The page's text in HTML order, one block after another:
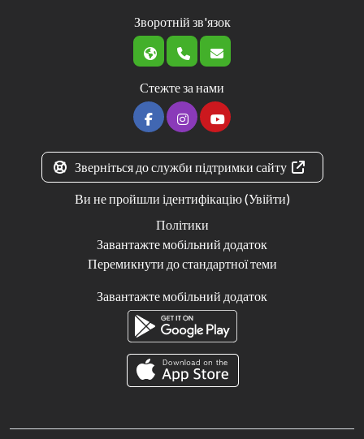
Зворотній зв'язок
Стежте за нами
Зверніться до служби підтримки сайту
Ви не пройшли ідентифікацію (Увійти)
Політики
Завантажте мобільний додаток
Перемикнути до стандартної теми
Завантажте мобільний додаток